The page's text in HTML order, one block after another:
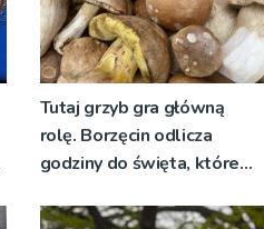
Tutaj grzyb gra główną
rolę. Borzęcin odlicza
godziny do święta, które
pokoleń